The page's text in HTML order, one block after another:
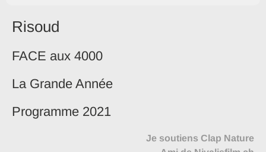
Risoud
FACE aux 4000
La Grande Année
Programme 2021
Je soutiens Clap Nature